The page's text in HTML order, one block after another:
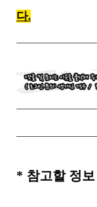
다.
* 참고할 정보